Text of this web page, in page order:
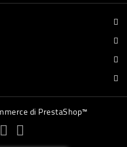
di PrestaShop™